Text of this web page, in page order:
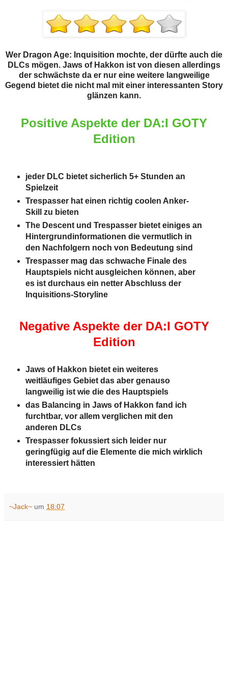
Wer Dragon Age: Inquisition mochte, der dürfte auch die
DLCs mögen. Jaws of Hakkon ist von diesen allerdings
der schwächste da er nur eine weitere langweilige
Gegend bietet die nicht mal mit einer interessanten Story
glänzen kann.
Positive Aspekte der DA:I GOTY
Edition
jeder DLC bietet sicherlich 5+ Stunden an
Spielzeit
Trespasser hat einen richtig coolen Anker-
Skill zu bieten
The Descent und Trespasser bietet einiges an
Hintergrundinformationen die vermutlich in
den Nachfolgern noch von Bedeutung sind
Trespasser mag das schwache Finale des
Hauptspiels nicht ausgleichen können, aber
es ist durchaus ein netter Abschluss der
Inquisitions-Storyline
Negative Aspekte der DA:I GOTY
Edition
Jaws of Hakkon bietet ein weiteres
weitläufiges Gebiet das aber genauso
langweilig ist wie die des Hauptspiels
das Balancing in Jaws of Hakkon fand ich
furchtbar, vor allem verglichen mit den
anderen DLCs
Trespasser fokussiert sich leider nur
geringfügig auf die Elemente die mich wirklich
interessiert hätten
~Jack~ um 18:07